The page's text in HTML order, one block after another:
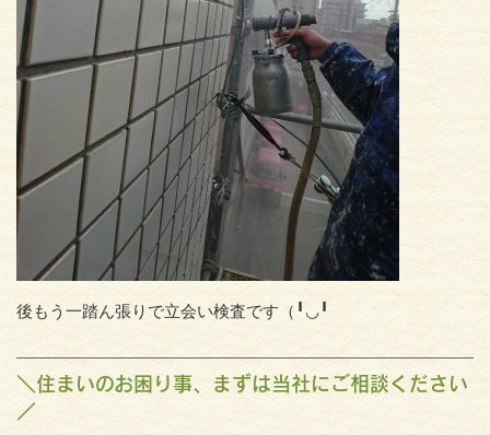
後もう一踏ん張りで立会い検査です（╹◡╹
＼住まいのお困り事、まずは当社にご相談ください
／